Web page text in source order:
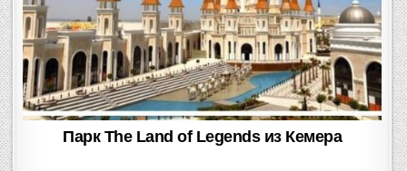
Парк The Land of Legends из Кемера